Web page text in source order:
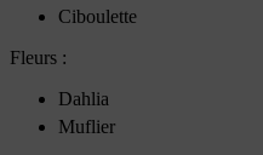
Ciboulette
Fleurs :
Dahlia
Muflier